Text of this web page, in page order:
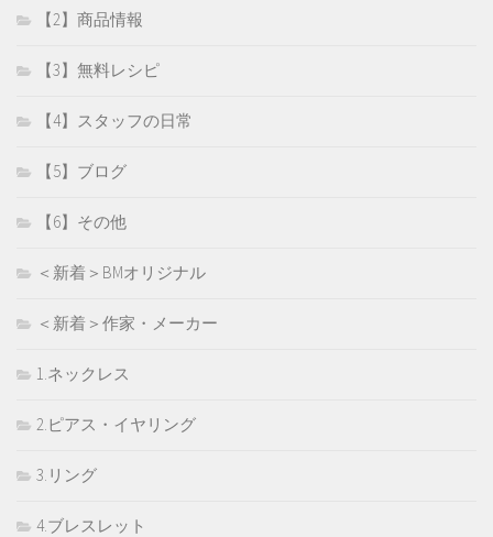
【2】商品情報
【3】無料レシピ
【4】スタッフの日常
【5】ブログ
【6】その他
＜新着＞BMオリジナル
＜新着＞作家・メーカー
1.ネックレス
2.ピアス・イヤリング
3.リング
4.ブレスレット